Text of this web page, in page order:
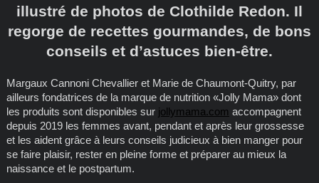
illustré de photos de Clothilde Redon. Il
regorge de recettes gourmandes, de bons
conseils et d’astuces bien-être.
Margaux Cannoni Chevallier et Marie de Chaumont-Quitry, par
ailleurs fondatrices de la marque de nutrition «Jolly Mama» dont
les produits sont disponibles sur jollymama.com accompagnent
depuis 2019 les femmes avant, pendant et après leur grossesse
et les aident grâce à leurs conseils judicieux à bien manger pour
se faire plaisir, rester en pleine forme et préparer au mieux la
naissance et le postpartum.